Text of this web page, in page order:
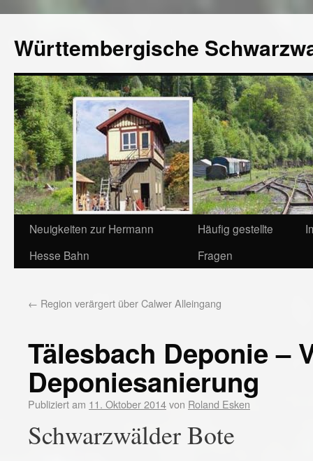
Württembergische
Neuigkeiten zur Hermann
Hesse Bahn
Häufig gestellte
Fragen
← Region verärgert über Calwer Alleingang
Tälesbach Deponie –
Deponiesanierung
Publiziert am 11. Oktober 2014von Roland Esken
Schwarzwälder Bote